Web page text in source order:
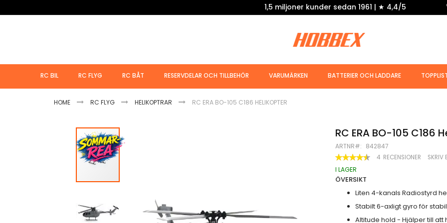
1,5 miljoner kunder sedan 1961 | ★ 4,4/5
RC BIL RC FLYG RC BÅT RESERVDELAR OCH TILLBEHÖR VARUMÄRKEN BATTERIER OCH LADDARE
HOME RC FLYG HELIKOPTRAR RC ERA BO-105 C186 HELIKOPTER
Hoppa
till
slutet
av
bildgalleriet
RC ERA BO-105 C186
ARTNR 842847
BETYG:
90 100
4 RECENSIONER SKRIV
I LAGER
ÖVERSIKT
Liten 4-kanals Radiostyrd
Stabilt 6-axligt gyro för
Altitude hold - Hjälper till